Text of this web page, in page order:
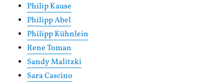
Philip Kause
Philipp Abel
Philipp Kühnlein
Rene Toman
Sandy Malitzki
Sara Cascino